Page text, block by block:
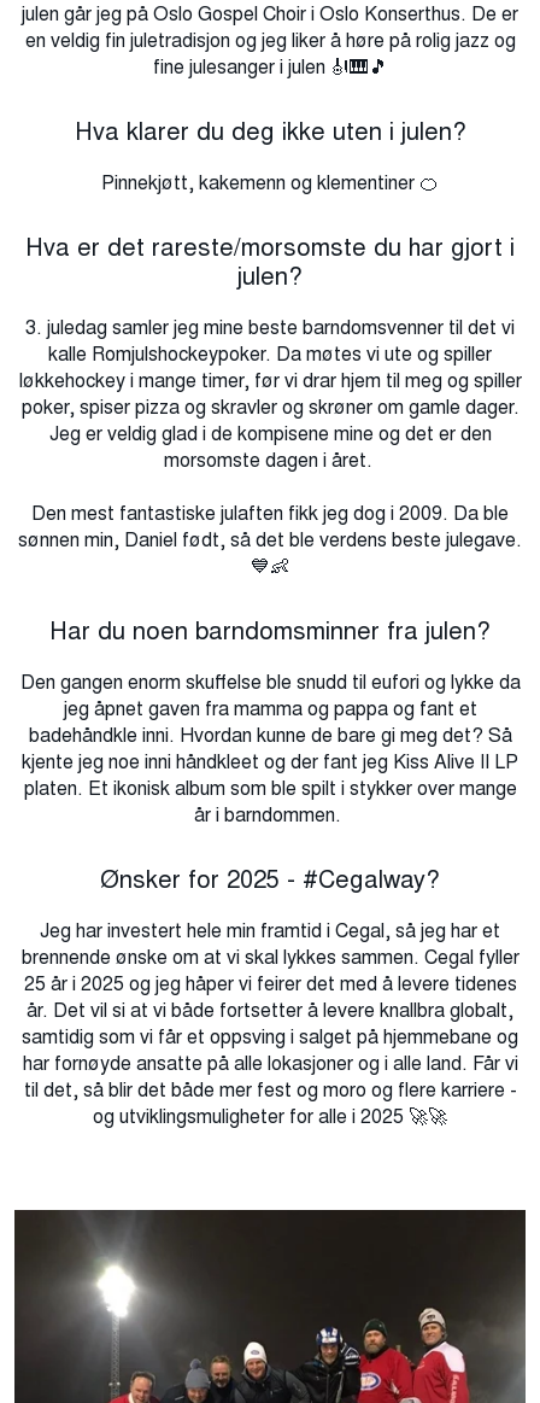
julen går jeg på Oslo Gospel Choir i Oslo Konserthus. De er
en veldig fin juletradisjon og jeg liker å høre på rolig jazz og
fine julesanger i julen 🎻🎹🎵
Hva klarer du deg ikke uten i julen?
Pinnekjøtt, kakemenn og klementiner 🍊
Hva er det rareste/morsomste du har gjort i
julen?
3. juledag samler jeg mine beste barndomsvenner til det vi
kalle Romjulshockeypoker. Da møtes vi ute og spiller
løkkehockey i mange timer, før vi drar hjem til meg og spiller
poker, spiser pizza og skravler og skrøner om gamle dager.
Jeg er veldig glad i de kompisene mine og det er den
morsomste dagen i året.
Den mest fantastiske julaften fikk jeg dog i 2009. Da ble
sønnen min, Daniel født, så det ble verdens beste julegave.
💙👶
Har du noen barndomsminner fra julen?
Den gangen enorm skuffelse ble snudd til eufori og lykke da
jeg åpnet gaven fra mamma og pappa og fant et
badehåndkle inni. Hvordan kunne de bare gi meg det? Så
kjente jeg noe inni håndkleet og der fant jeg Kiss Alive II LP
platen. Et ikonisk album som ble spilt i stykker over mange
år i barndommen.
Ønsker for 2025 - #Cegalway?
Jeg har investert hele min framtid i Cegal, så jeg har et
brennende ønske om at vi skal lykkes sammen. Cegal fyller
25 år i 2025 og jeg håper vi feirer det med å levere tidenes
år. Det vil si at vi både fortsetter å levere knallbra globalt,
samtidig som vi får et oppsving i salget på hjemmebane og
har fornøyde ansatte på alle lokasjoner og i alle land. Får vi
til det, så blir det både mer fest og moro og flere karriere -
og utviklingsmuligheter for alle i 2025 🚀🚀